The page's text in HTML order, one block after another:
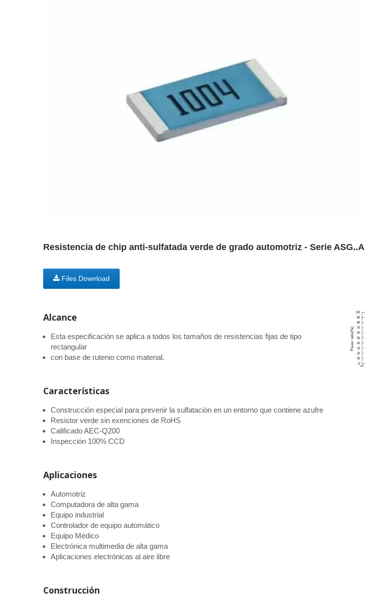
Resistencia de chip anti-sulfatada verde de grado automotriz - Serie ASG..A
Files Download
Alcance
Esta especificación se aplica a todos los tamaños de resistencias fijas de tipo
rectangular
con base de rutenio como material.
Características
Construcción especial para prevenir la sulfatación en un entorno que contiene azufre
Resistor verde sin exenciones de RoHS
Calificado AEC-Q200
Inspección 100% CCD
Aplicaciones
Automotriz
Computadora de alta gama
Equipo industrial
Controlador de equipo automático
Equipo Médico
Electrónica multimedia de alta gama
Aplicaciones electrónicas al aire libre
Construcción